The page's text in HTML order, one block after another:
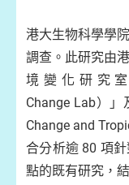
港大生物科學學
調查。此研究由
境變化研究室
Change Lab）
Change and
合分析逾 80 項
點的既有研究，